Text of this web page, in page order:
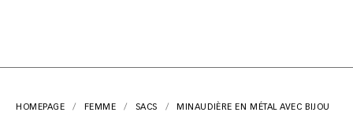
HOMEPAGE FEMME SACS
MINAUDIÈRE EN MÉTAL AVEC BIJOU